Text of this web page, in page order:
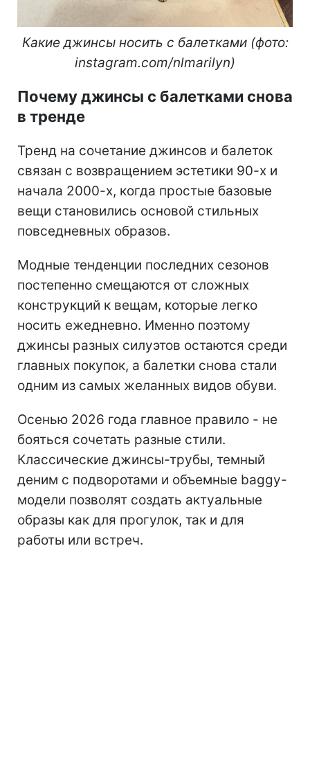
Какие джинсы носить с балетками (фото:
instagram.com/nlmarilyn)
Почему джинсы с балетками снова
в тренде
Тренд на сочетание джинсов и балеток
связан с возвращением эстетики 90-х и
начала 2000-х, когда простые базовые
вещи становились основой стильных
повседневных образов.
Модные тенденции последних сезонов
постепенно смещаются от сложных
конструкций к вещам, которые легко
носить ежедневно. Именно поэтому
джинсы разных силуэтов остаются среди
главных покупок, а балетки снова стали
одним из самых желанных видов обуви.
Осенью 2026 года главное правило - не
бояться сочетать разные стили.
Классические джинсы-трубы, темный
деним с подворотами и объемные baggy-
модели позволят создать актуальные
образы как для прогулок, так и для
работы или встреч.